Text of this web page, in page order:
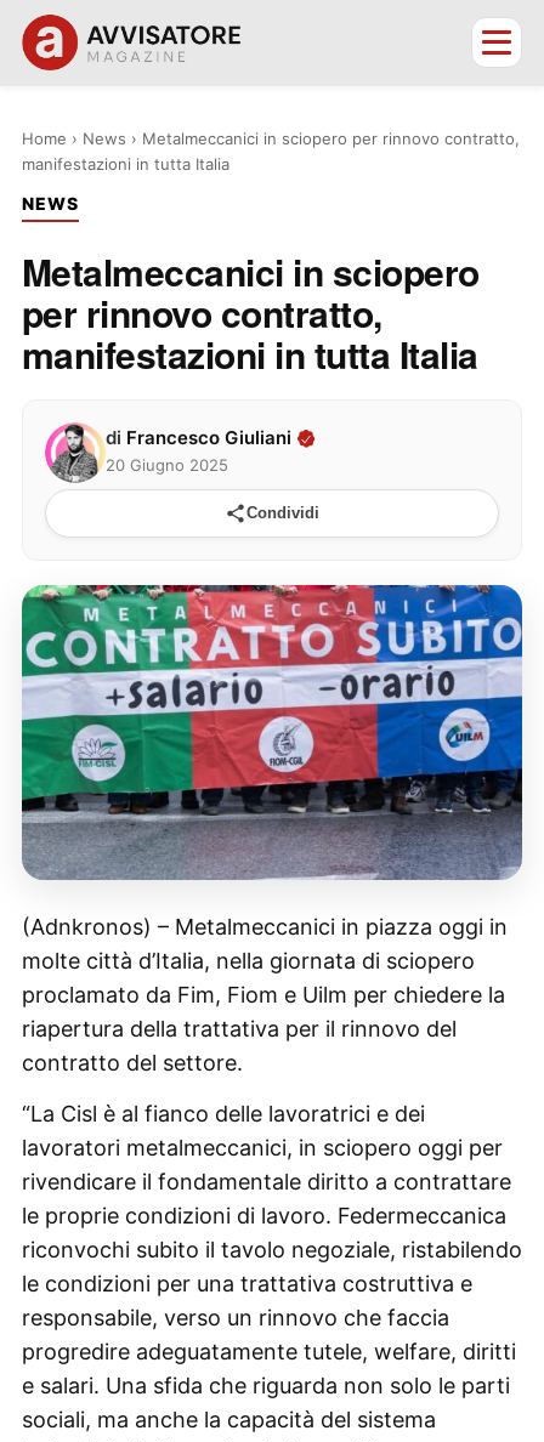
Home › News › Metalmeccanici in sciopero per rinnovo contratto,
manifestazioni in tutta Italia
NEWS
Metalmeccanici in sciopero
per rinnovo contratto,
manifestazioni in tutta Italia
di Francesco Giuliani
20 Giugno 2025
Condividi
(Adnkronos) – Metalmeccanici in piazza oggi in
molte città d’Italia, nella giornata di sciopero
proclamato da Fim, Fiom e Uilm per chiedere la
riapertura della trattativa per il rinnovo del
contratto del settore.
“La Cisl è al fianco delle lavoratrici e dei
lavoratori metalmeccanici, in sciopero oggi per
rivendicare il fondamentale diritto a contrattare
le proprie condizioni di lavoro. Federmeccanica
riconvochi subito il tavolo negoziale, ristabilendo
le condizioni per una trattativa costruttiva e
responsabile, verso un rinnovo che faccia
progredire adeguatamente tutele, welfare, diritti
e salari. Una sfida che riguarda non solo le parti
sociali, ma anche la capacità del sistema